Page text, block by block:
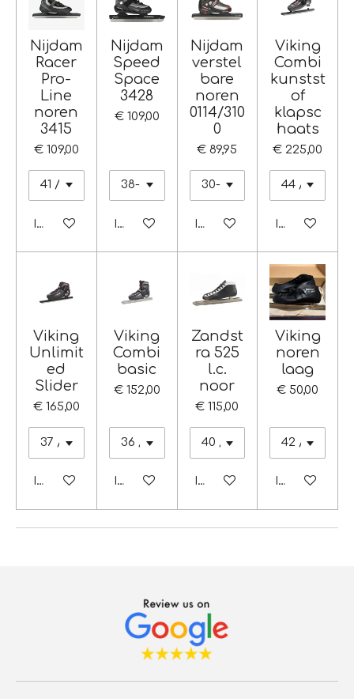
Nijdam
Racer
Pro-
Line
noren
3415
€ 109,00
In winkelwagen
Nijdam
Speed
Space
3428
€ 109,00
In winkelwagen
Nijdam
verstel
bare
noren
0114/310
0
€ 89,95
In winkelwagen
Viking
Combi
kunstst
of
klapsc
haats
€ 225,00
In
Viking
Unlimit
ed
Slider
€ 165,00
In winkelwagen
Viking
Combi
basic
€ 152,00
In winkelwagen
Zandst
ra 525
l.c.
noor
€ 115,00
In winkelwagen
Viking
noren
laag
€ 50,00
In